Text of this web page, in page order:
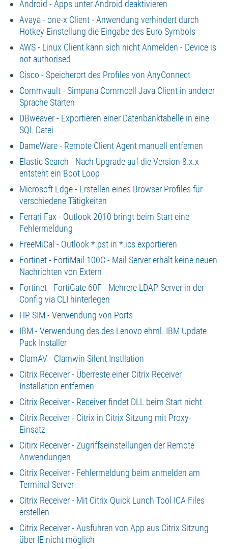
Android - Apps unter Android deaktivieren
Avaya - one-x Client - Anwendung verhindert durch
Hotkey Einstellung die Eingabe des Euro Symbols
AWS - Linux Client kann sich nicht Anmelden - Device is
not authorised
Cisco - Speicherort des Profiles von AnyConnect
Commvault - Simpana Commcell Java Client in anderer
Sprache Starten
DBweaver - Exportieren einer Datenbanktabelle in eine
SQL Datei
DameWare - Remote Client Agent manuell entfernen
Elastic Search - Nach Upgrade auf die Version 8.x.x
entsteht ein Boot Loop
Microsoft Edge - Erstellen eines Browser Profiles für
verschiedene Tätigkeiten
Ferrari Fax - Outlook 2010 bringt beim Start eine
Fehlermeldung
FreeMiCal - Outlook *.pst in *.ics exportieren
Fortinet - FortiMail 100C - Mail Server erhält keine neuen
Nachrichten von Extern
Fortinet - FortiGate 60F - Mehrere LDAP Server in der
Config via CLI hinterlegen
HP SIM - Verwendung von Ports
IBM - Verwendung des des Lenovo ehml. IBM Update
Pack Installer
ClamAV - Clamwin Silent Instllation
Citrix Receiver - Überreste einer Citrix Receiver
Installation entfernen
Citrix Receiver - Receiver findet DLL beim Start nicht
Citrix Receiver - Citrix in Citrix Sitzung mit Proxy-
Einsatz
Citirx Receiver - Zugriffseinstellungen der Remote
Anwendungen
Citrix Receiver - Fehlermeldung beim anmelden am
Terminal Server
Citrix Receiver - Mit Citrix Quick Lunch Tool ICA Files
erstellen
Citrix Receiver - Ausführen von App aus Citrix Sitzung
über IE nicht möglich